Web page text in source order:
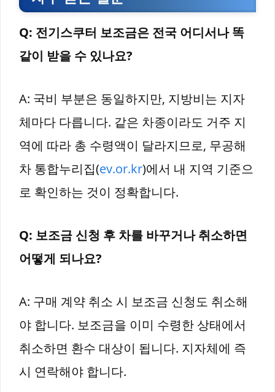
Q: 전기스쿠터 보조금은 전국 어디서나 똑
같이 받을 수 있나요?
A: 국비 부분은 동일하지만, 지방비는 지자
체마다 다릅니다. 같은 차종이라도 거주 지
역에 따라 총 수령액이 달라지므로, 무공해
차 통합누리집(ev.or.kr)에서 내 지역 기준으
로 확인하는 것이 정확합니다.
Q: 보조금 신청 후 차를 바꾸거나 취소하면
어떻게 되나요?
A: 구매 계약 취소 시 보조금 신청도 취소해
야 합니다. 보조금을 이미 수령한 상태에서
취소하면 환수 대상이 됩니다. 지자체에 즉
시 연락해야 합니다.